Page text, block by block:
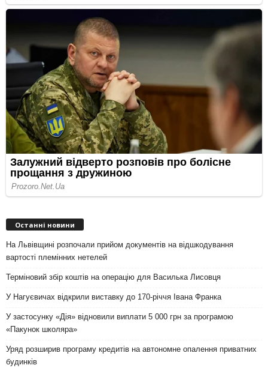
Останні новини
На Львівщині розпочали прийом документів на відшкодування
вартості племінних нетелей
Терміновий збір коштів на операцію для Василька Лисовця
У Нагуєвичах відкрили виставку до 170-річчя Івана Франка
У застосунку «Дія» відновили виплати 5 000 грн за програмою
«Пакунок школяра»
Уряд розширив програму кредитів на автономне опалення приватних
будинків